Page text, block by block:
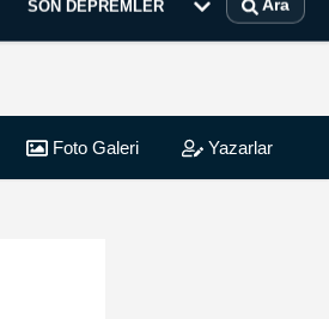
SON DEPREMLER Ara
Foto Galeri Yazarlar